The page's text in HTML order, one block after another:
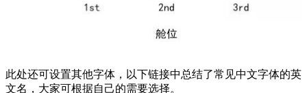
此处还可设置其他字体，以下链接中总结了常见中文字体的英
文名，大家可根据自己的需要选择。